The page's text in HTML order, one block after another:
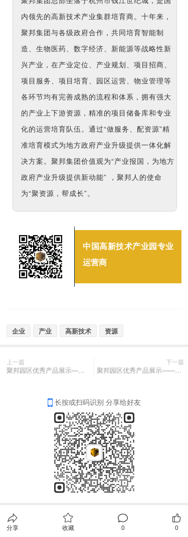
内领先的高新技术产业集群培育商。十年来，
聚邦集团与各级政府合作，共同培育智能制
造、生物医药、数字经济、新能源等战略性新
兴产业，在产业定位、产业规划、项目招商、
项目服务、项目培育、园区运营、物业管理等
各环节均有完善成熟的流程和体系，拥有强大
的产业上下游资源，精准的项目储备库和专业
化的运营培育队伍。 通过“做服务、配资源”精
准培育模式为地方政府产业升级提供一体化解
决方案。聚邦集团价值观为“产业报国，为地方
政府产业升级提供新动能” ，聚邦人的使命
为“聚资源，帮成长”。
中国高新技术产业园专业
运营商
企业 产业 高新技术 资源
上一篇
聚邦园区优秀产品展示——胶棉拖把粘胶机
下一篇
聚邦园区优秀产品展示——拖把长管全自动组装机
长按或扫码识别 分享给好友
分享 收藏 0 0